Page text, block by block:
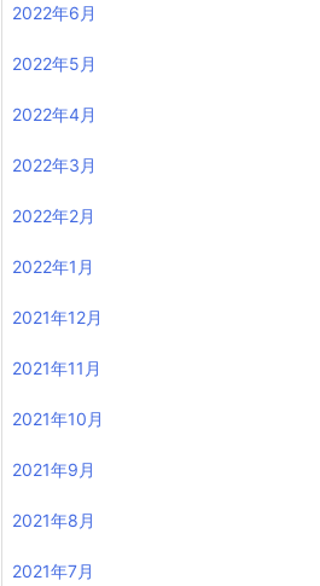
2022年6月
2022年5月
2022年4月
2022年3月
2022年2月
2022年1月
2021年12月
2021年11月
2021年10月
2021年9月
2021年8月
2021年7月